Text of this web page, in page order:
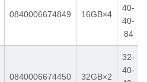
0840006674849 16GB×4
40-
40-
84
0840006674450 32GB×2
32-
40-